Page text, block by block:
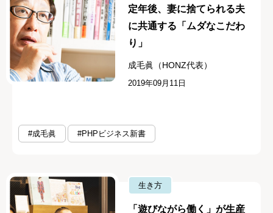
定年後、妻に捨てられる夫
に共通する「ムダなこだわ
り」
成毛眞（HONZ代表）
2019年09月11日
#成毛眞 #PHPビジネス新書
生き方
「遊びながら働く」が生産